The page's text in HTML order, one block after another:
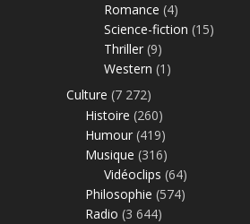
Romance (4)
Science-fiction (15)
Thriller (9)
Western (1)
Culture (7 272)
Histoire (260)
Humour (419)
Musique (316)
Vidéoclips (64)
Philosophie (574)
Radio (3 644)